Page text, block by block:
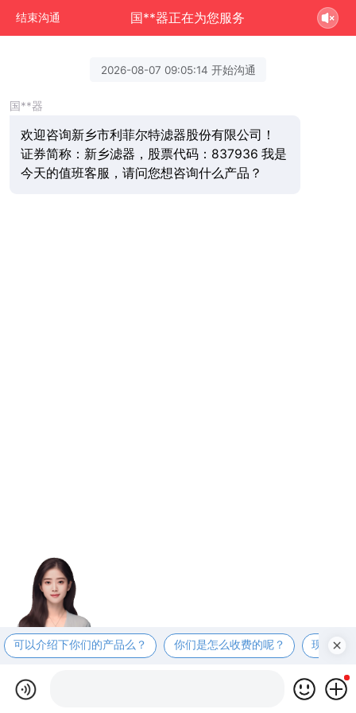
结束沟通 国**器正在为您服务
2026-08-07 09:05:14 开始沟通
国**器
欢迎咨询新乡市利菲尔特滤器股份有限公司！
证券简称：新乡滤器，股票代码：837936 我是
今天的值班客服，请问您想咨询什么产品？
可以介绍下你们的产品么？ 你们是怎么收费的呢？ 现在有